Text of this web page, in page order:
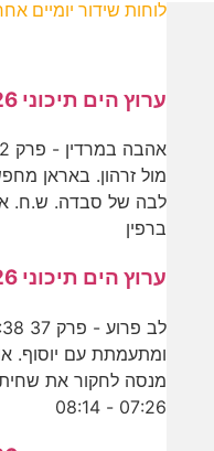
לוחות שידור יומיים
ערוץ הים תיכוני 08-08-2026
מול זרהון. באראן
ברפין
ערוץ הים תיכוני 07-08-2026
ומתעמתת עם יוסוף.
07:26 - 08:14